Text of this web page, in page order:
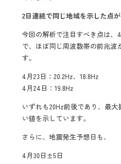
2日連続で同じ地域を示した点
今回の解析で注目すべき点は、
で、ほぼ同じ周波数帯の前兆波
す。
4月23日：20.2Hz、18.8Hz
4月24日：19.8Hz
いずれも20Hz前後であり、最大
い値を示しています。
さらに、地震発生予想日も、
4月30日±5日